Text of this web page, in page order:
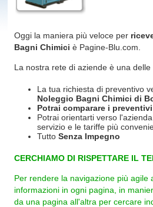
Oggi la maniera più veloce per
Bagni Chimici è Pagine-Blu.com.
La nostra rete di aziende è una delle
La tua richiesta di preventivo
Noleggio Bagni Chimici di
Potrai comparare i
Potrai orientarti verso
servizio e le tariffe più
Tutto Senza Impegno
CERCHIAMO DI RISPETTARE IL
Per rendere la navigazione più agile
informazioni in ogni pagina, in
da una pagina all'altra per cercare